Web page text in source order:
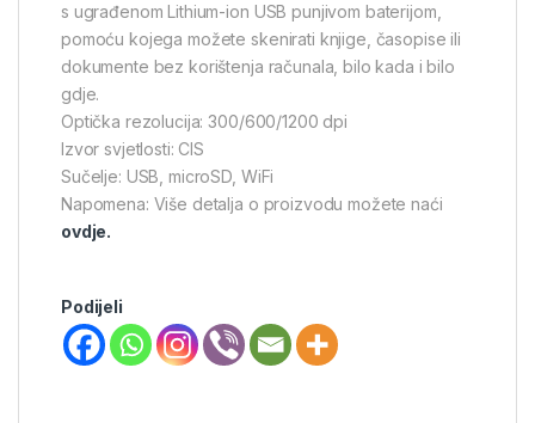
s ugrađenom Lithium-ion USB punjivom baterijom,
pomoću kojega možete skenirati knjige, časopise ili
dokumente bez korištenja računala, bilo kada i bilo
gdje.
Optička rezolucija: 300/600/1200 dpi
Izvor svjetlosti: CIS
Sučelje: USB, microSD, WiFi
Napomena: Više detalja o proizvodu možete naći
ovdje.
Podijeli